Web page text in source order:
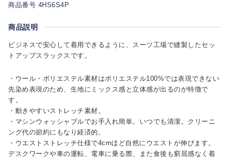
商品番号 4HS6S4P
商品説明
ビジネスで安心して着用できるように、スーツ工場で縫製したセッ
トアップスラックスです。
・ウール・ポリエステル素材はポリエステル100%では表現できない
先染め表現のため、生地にミックス感と立体感が出るのが特徴で
す。
・動きやすいストレッチ素材。
・マシンウォッシャブルでお手入れ簡単。いつでも清潔。クリーニ
ング代の節約にもなり経済的。
・ウエストストレッチ仕様で4cmほど自然にウエストが伸びます。
デスクワークや車の運転、電車に乗る際、また食後も窮屈感なく着